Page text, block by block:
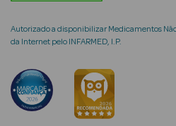
Ver Tudo
Cosmética
Autorizado a disponibilizar Medicamentos
da Internet pelo INFARMED, I.P.